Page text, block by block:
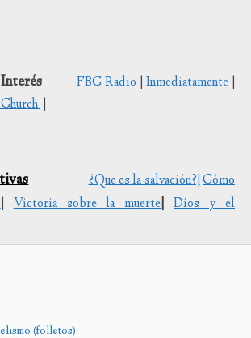
FBC Radio|Inmediatamente
¿Que es la salvación?|Cómo
|Victoria sobre la muerte|
Dios y el
(folletos)